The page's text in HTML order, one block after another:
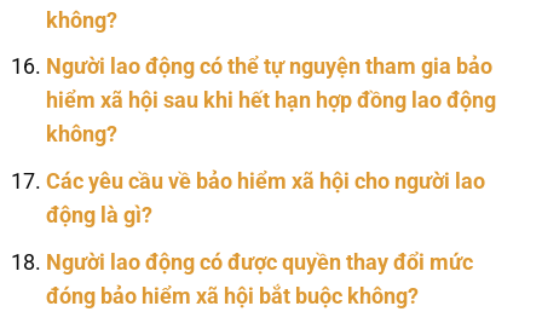
không?
Người lao động có thể tự nguyện tham gia bảo
hiểm xã hội sau khi hết hạn hợp đồng lao động
không?
Các yêu cầu về bảo hiểm xã hội cho người lao
động là gì?
Người lao động có được quyền thay đổi mức
đóng bảo hiểm xã hội bắt buộc không?